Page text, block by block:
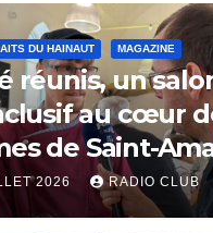
DU HAINAUT MAGAZINE
réunis, un
au cœur
de Saint-
2026 RADIO CLUB